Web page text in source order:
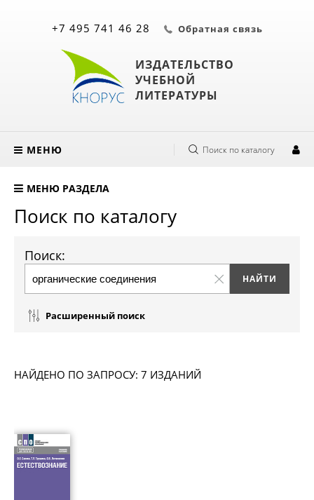
ИЗДАТЕЛЬСТВО
УЧЕБНОЙ
ЛИТЕРАТУРЫ
+7 495 741 46 28 Обратная связь
МЕНЮ Поиск по каталогу
МЕНЮ РАЗДЕЛА
Поиск по каталогу
Поиск:
Расширенный поиск
НАЙДЕНО ПО ЗАПРОСУ: 7 ИЗДАНИЙ